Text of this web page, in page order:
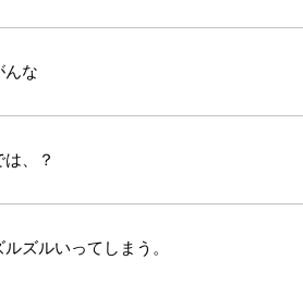
んな
、？
ズルいってしまう。